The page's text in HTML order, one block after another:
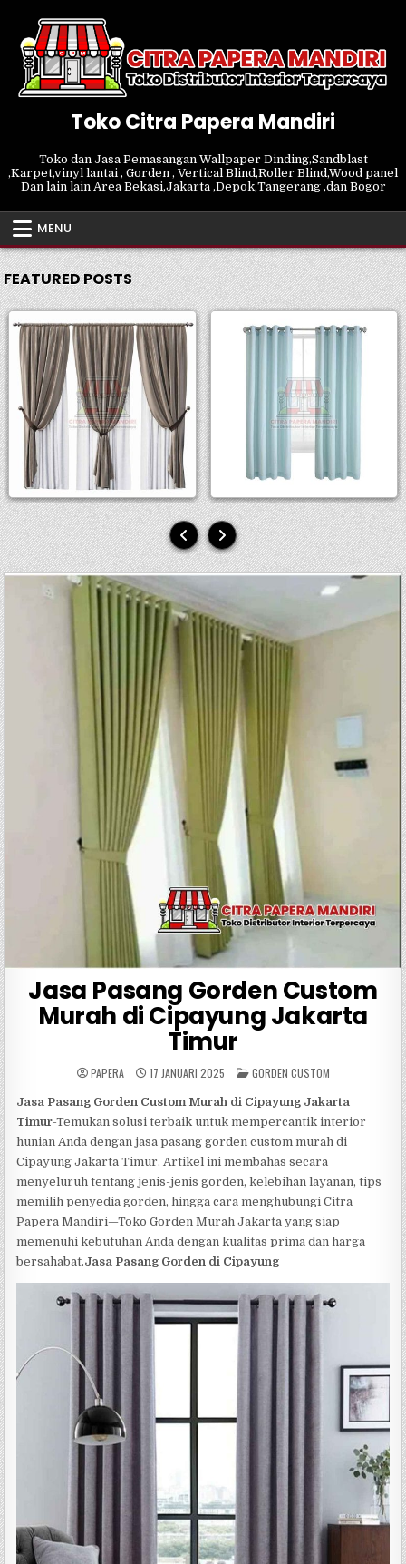
content
Toko Citra Papera Mandiri
Toko dan Jasa Pemasangan Wallpaper Dinding,Sandblast
,Karpet,vinyl lantai , Gorden , Vertical Blind,Roller Blind,Wood panel
Dan lain lain Area Bekasi,Jakarta ,Depok,Tangerang ,dan Bogor
MENU
FEATURED POSTS
Jasa Pasang Gorden Custom
Murah di Cipayung Jakarta
Timur
PAPERA 17 JANUARI 2025 POSTED
IN
GORDEN CUSTOM
Jasa Pasang Gorden Custom Murah di Cipayung Jakarta
Timur-Temukan solusi terbaik untuk mempercantik interior
hunian Anda dengan jasa pasang gorden custom murah di
Cipayung Jakarta Timur. Artikel ini membahas secara
menyeluruh tentang jenis-jenis gorden, kelebihan layanan, tips
memilih penyedia gorden, hingga cara menghubungi Citra
Papera Mandiri—Toko Gorden Murah Jakarta yang siap
memenuhi kebutuhan Anda dengan kualitas prima dan harga
bersahabat.Jasa Pasang Gorden di Cipayung